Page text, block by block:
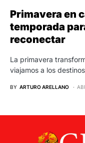
Primavera en
temporada
reconectar
La primavera
viajamos a los
BY ARTURO ARELLANO